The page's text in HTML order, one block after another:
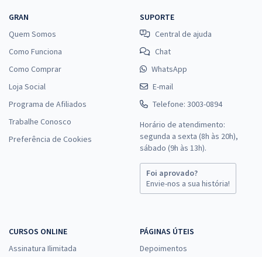
GRAN
Quem Somos
Como Funciona
Como Comprar
Loja Social
Programa de Afiliados
Trabalhe Conosco
Preferência de Cookies
SUPORTE
Central de ajuda
Chat
WhatsApp
E-mail
Telefone: 3003-0894
Horário de atendimento:
segunda a sexta (8h às 20h),
sábado (9h às 13h).
Foi aprovado?
Envie-nos a sua história!
CURSOS ONLINE
Assinatura Ilimitada
PÁGINAS ÚTEIS
Depoimentos